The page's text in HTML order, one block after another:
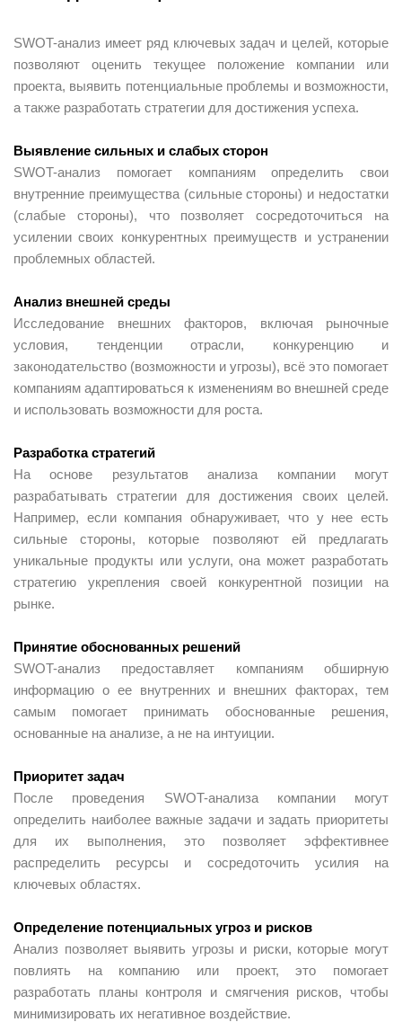
SWOT-анализ имеет ряд ключевых задач и целей, которые
позволяют оценить текущее положение компании или
проекта, выявить потенциальные проблемы и возможности,
а также разработать стратегии для достижения успеха.
Выявление сильных и слабых сторон
SWOT-анализ помогает компаниям определить свои
внутренние преимущества (сильные стороны) и недостатки
(слабые стороны), что позволяет сосредоточиться на
усилении своих конкурентных преимуществ и устранении
проблемных областей.
Анализ внешней среды
Исследование внешних факторов, включая рыночные
условия, тенденции отрасли, конкуренцию и
законодательство (возможности и угрозы), всё это помогает
компаниям адаптироваться к изменениям во внешней среде
и использовать возможности для роста.
Разработка стратегий
На основе результатов анализа компании могут
разрабатывать стратегии для достижения своих целей.
Например, если компания обнаруживает, что у нее есть
сильные стороны, которые позволяют ей предлагать
уникальные продукты или услуги, она может разработать
стратегию укрепления своей конкурентной позиции на
рынке.
Принятие обоснованных решений
SWOT-анализ предоставляет компаниям обширную
информацию о ее внутренних и внешних факторах, тем
самым помогает принимать обоснованные решения,
основанные на анализе, а не на интуиции.
Приоритет задач
После проведения SWOT-анализа компании могут
определить наиболее важные задачи и задать приоритеты
для их выполнения, это позволяет эффективнее
распределить ресурсы и сосредоточить усилия на
ключевых областях.
Определение потенциальных угроз и рисков
Анализ позволяет выявить угрозы и риски, которые могут
повлиять на компанию или проект, это помогает
разработать планы контроля и смягчения рисков, чтобы
минимизировать их негативное воздействие.